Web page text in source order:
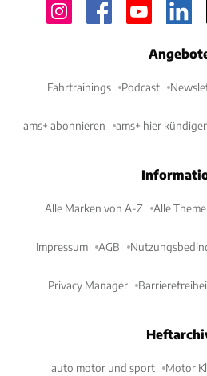
Fahrtrainings Podcast
ams+ abonnieren ams+ hier
Alle Marken von A-Z Alle
Impressum AGB
Privacy Manager
auto motor und sport Motor